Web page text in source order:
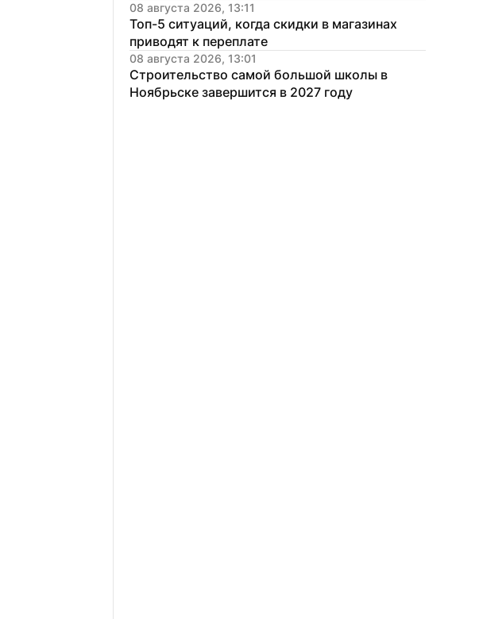
08 августа 2026, 13:11
Топ-5 ситуаций, когда скидки в магазинах
приводят к переплате
08 августа 2026, 13:01
Строительство самой большой школы в
Ноябрьске завершится в 2027 году